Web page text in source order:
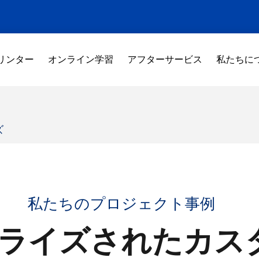
ンター オンライン学習 アフターサービス 私たちに
私たちのプロジェクト事例
イズされたカス